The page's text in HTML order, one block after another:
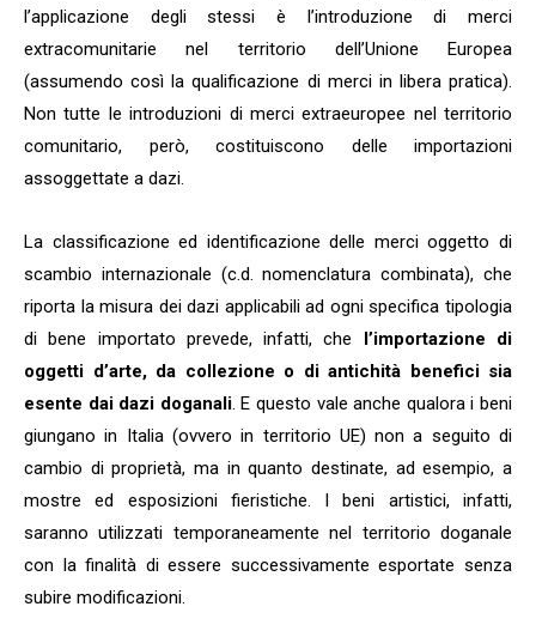
l’applicazione degli stessi è l’introduzione di merci
extracomunitarie nel territorio dell’Unione Europea
(assumendo così la qualificazione di merci in libera pratica).
Non tutte le introduzioni di merci extraeuropee nel territorio
comunitario, però, costituiscono delle importazioni
assoggettate a dazi.
La classificazione ed identificazione delle merci oggetto di
scambio internazionale (c.d. nomenclatura combinata), che
riporta la misura dei dazi applicabili ad ogni specifica tipologia
di bene importato prevede, infatti, che l’importazione di
oggetti d’arte, da collezione o di antichità benefici sia
esente dai dazi doganali. E questo vale anche qualora i beni
giungano in Italia (ovvero in territorio UE) non a seguito di
cambio di proprietà, ma in quanto destinate, ad esempio, a
mostre ed esposizioni fieristiche. I beni artistici, infatti,
saranno utilizzati temporaneamente nel territorio doganale
con la finalità di essere successivamente esportate senza
subire modificazioni.